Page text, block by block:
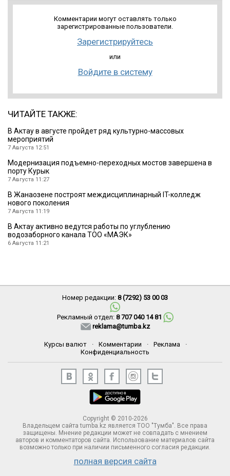
Комментарии могут оставлять только
зарегистрированные пользователи.
Зарегистрируйтесь
или
Войдите в систему
ЧИТАЙТЕ ТАКЖЕ:
В Актау в августе пройдет ряд культурно-массовых
мероприятий
7 Августа 12:51
Модернизация подъемно-переходных мостов завершена в
порту Курык
7 Августа 11:27
В Жанаозене построят междисциплинарный IT-колледж
нового поколения
7 Августа 11:19
В Актау активно ведутся работы по углублению
водозаборного канала ТОО «МАЭК»
6 Августа 11:21
Номер редакции: 8 (7292) 53 00 03
Рекламный отдел: 8 707 040 14 81
reklama@tumba.kz
Курсы валют · Комментарии · Реклама
·
Конфиденциальность
Copyright © 2010-2026
Владельцем сайта tumba.kz является ТОО "Тумба". Все права
защищены. Мнение редакции может не совпадать с мнением
авторов и комментаторов сайта. Использование материалов сайта
возможно только при наличии письменного согласия редакции.
полная версия сайта